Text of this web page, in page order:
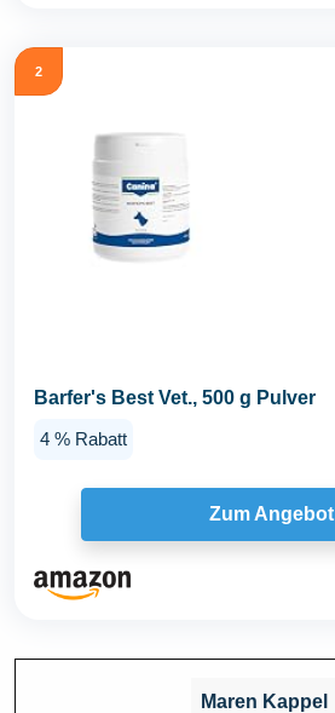
2
Barfer's Best Vet., 500 g Pulver
4 % Rabatt
Zum Angebot
Maren Kappel